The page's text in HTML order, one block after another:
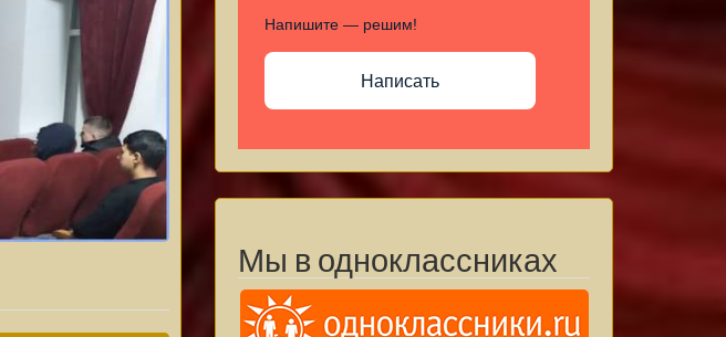
Напишите — решим!
Написать
Мы в одноклассниках